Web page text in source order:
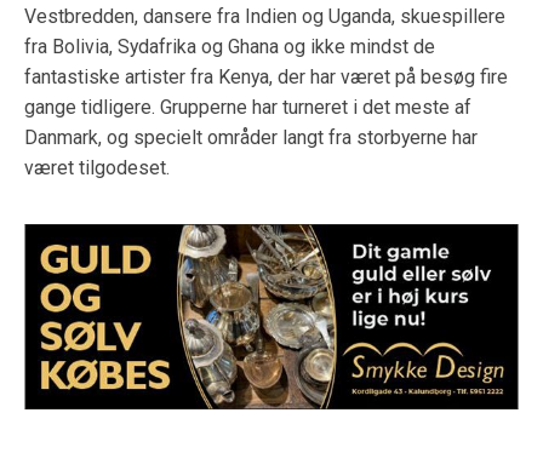
Vestbredden, dansere fra Indien og Uganda, skuespillere
fra Bolivia, Sydafrika og Ghana og ikke mindst de
fantastiske artister fra Kenya, der har været på besøg fire
gange tidligere. Grupperne har turneret i det meste af
Danmark, og specielt områder langt fra storbyerne har
været tilgodeset.